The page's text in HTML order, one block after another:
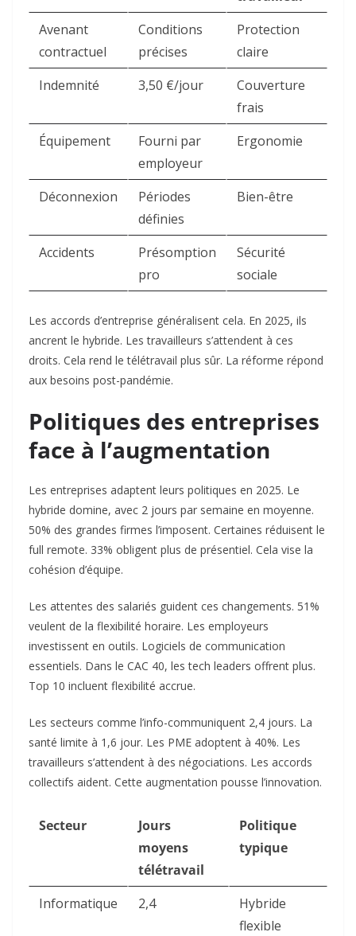
Avenant
contractuel
Conditions
précises
Protection
claire ​
Indemnité
3,50 €/jour
Couverture
frais ​
Équipement
Fourni par
employeur
Ergonomie ​
Déconnexion
Périodes
définies
Bien-être ​
Accidents
Présomption
pro
Sécurité
sociale ​
Les accords d’entreprise généralisent cela. En 2025, ils
ancrent le hybride. Les travailleurs s’attendent à ces
droits. Cela rend le télétravail plus sûr. La réforme répond
aux besoins post-pandémie.​
Politiques des entreprises
face à l’augmentation
Les entreprises adaptent leurs politiques en 2025. Le
hybride domine, avec 2 jours par semaine en moyenne.
50% des grandes firmes l’imposent. Certaines réduisent le
full remote. 33% obligent plus de présentiel. Cela vise la
cohésion d’équipe.​
Les attentes des salariés guident ces changements. 51%
veulent de la flexibilité horaire. Les employeurs
investissent en outils. Logiciels de communication
essentiels. Dans le CAC 40, les tech leaders offrent plus.
Top 10 incluent flexibilité accrue.​
Les secteurs comme l’info-communiquent 2,4 jours. La
santé limite à 1,6 jour. Les PME adoptent à 40%. Les
travailleurs s’attendent à des négociations. Les accords
collectifs aident. Cette augmentation pousse l’innovation.​
Secteur
Jours
moyens
télétravail
Politique
typique
Informatique 2,4
Hybride
flexible ​